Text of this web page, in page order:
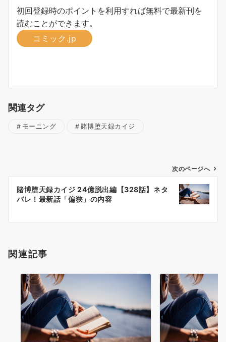
初回登録時のポイントを利用すれば無料で最新刊を
読むことができます。
コミック.jp
関連タグ
モーニング 賭博堕天録カイジ
稿
ョ
次のページへ
賭博堕天録カイジ 24億脱出編【328話】ネタ
バレ！最新話「偏狭」の内容
関連記事